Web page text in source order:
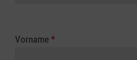
Vorname *